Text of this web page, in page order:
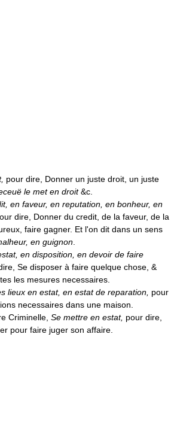
pour dire, Donner un juste droit, un juste
le met en droit&c.
en faveur, en reputation, en bonheur, en
dire, Donner du credit, de la faveur, de la
faire gagner. Et l'on dit dans un sens
en guignon
en disposition, en devoir de faire
Se disposer à faire quelque chose, &
les mesures necessaires.
lieux en estat, en estat de reparation, pour
necessaires dans une maison.
Criminelle, Se mettre en estat, pour dire,
pour faire juger son affaire.